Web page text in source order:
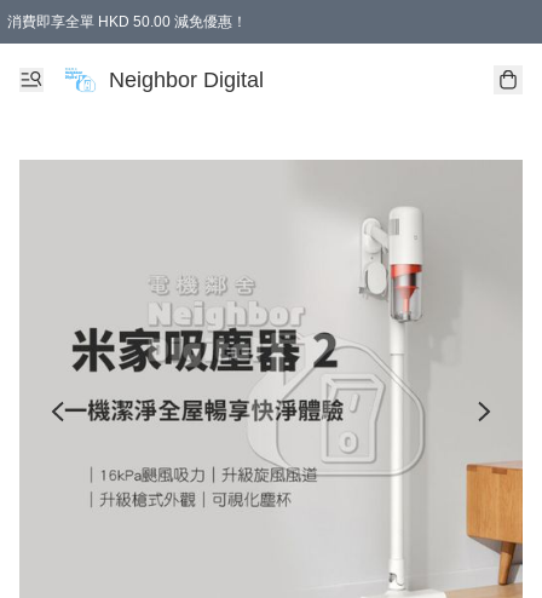
消費即享全單 HKD 50.00 減免優惠！
Neighbor Digital